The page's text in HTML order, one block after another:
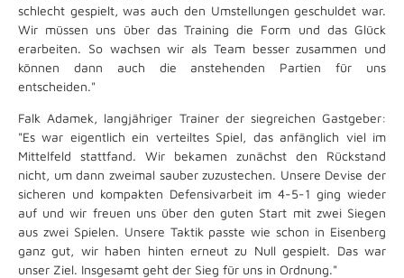
schlecht gespielt, was auch den Umstellungen geschuldet war.
Wir müssen uns über das Training die Form und das Glück
erarbeiten. So wachsen wir als Team besser zusammen und
können dann auch die anstehenden Partien für uns
entscheiden."
Falk Adamek, langjähriger Trainer der siegreichen Gastgeber:
"Es war eigentlich ein verteiltes Spiel, das anfänglich viel im
Mittelfeld stattfand. Wir bekamen zunächst den Rückstand
nicht, um dann zweimal sauber zuzustechen. Unsere Devise der
sicheren und kompakten Defensivarbeit im 4-5-1 ging wieder
auf und wir freuen uns über den guten Start mit zwei Siegen
aus zwei Spielen. Unsere Taktik passte wie schon in Eisenberg
ganz gut, wir haben hinten erneut zu Null gespielt. Das war
unser Ziel. Insgesamt geht der Sieg für uns in Ordnung."